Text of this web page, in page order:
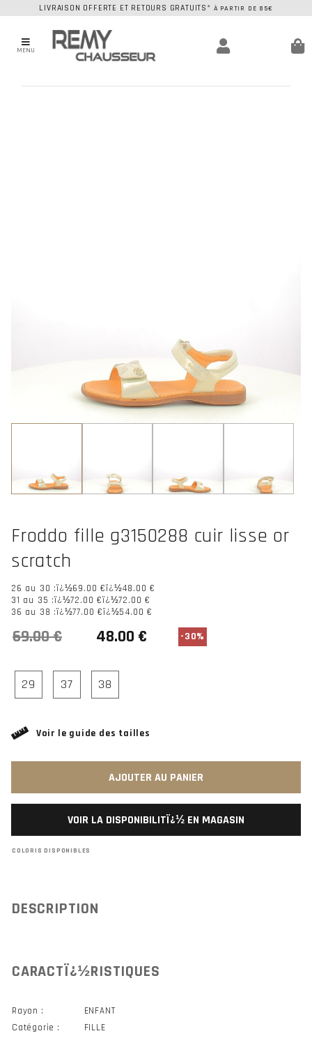
LIVRAISON OFFERTE ET RETOURS GRATUITS* À PARTIR DE 85€
MENU
Froddo fille g3150288 cuir lisse or
scratch
26 au 30 :ï¿½69.00 €ï¿½48.00 €
31 au 35 :ï¿½72.00 €ï¿½72.00 €
36 au 38 :ï¿½77.00 €ï¿½54.00 €
-30%
29 37 38
Voir le guide des tailles
AJOUTER AU PANIER
VOIR LA DISPONIBILITÏ¿½ EN MAGASIN
COLORIS DISPONIBLES
DESCRIPTION
CARACTÏ¿½RISTIQUES
Rayon :
ENFANT
Catégorie :
FILLE